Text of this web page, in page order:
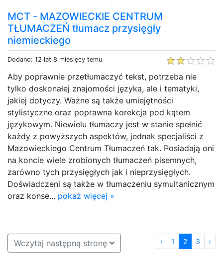
MCT - MAZOWIECKIE CENTRUM
TŁUMACZEŃ tłumacz przysięgły
niemieckiego
Dodano: 12 lat 8 miesięcy temu
Aby poprawnie przetłumaczyć tekst, potrzeba nie
tylko doskonałej znajomości języka, ale i tematyki,
jakiej dotyczy. Ważne są także umiejętności
stylistyczne oraz poprawna korekcja pod kątem
językowym. Niewielu tłumaczy jest w stanie spełnić
każdy z powyższych aspektów, jednak specjaliści z
Mazowieckiego Centrum Tłumaczeń tak. Posiadają oni
na koncie wiele zrobionych tłumaczeń pisemnych,
zarówno tych przysięgłych jak i nieprzysięgłych.
Doświadczeni są także w tłumaczeniu symultanicznym
oraz konse... pokaż więcej »
Wczytaj następną stronę ‹ 1 2 3 ›